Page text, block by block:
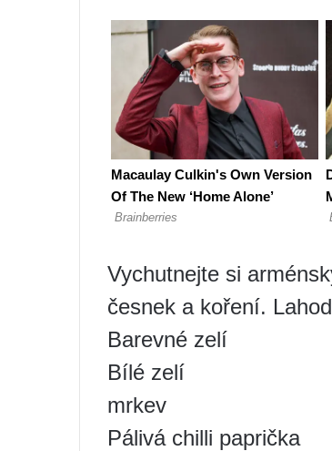
Vychutnejte si
česnek a koření.
Barevné zelí
Bílé zelí
mrkev
Pálivá chilli paprička